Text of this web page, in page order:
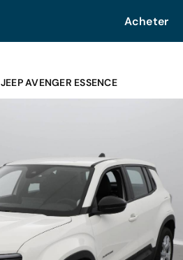
Acheter
JEEP AVENGER ESSENCE